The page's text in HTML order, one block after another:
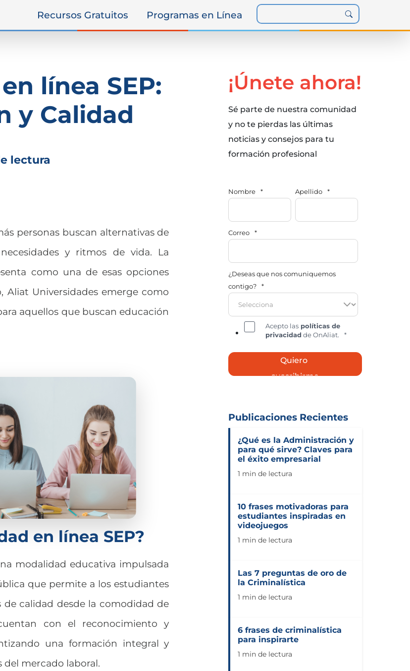
Recursos Gratuitos Programas en Línea
línea SEP:
y Calidad
lectura
personas buscan alternativas de
y ritmos de vida. La
como una de esas opciones
Aliat Universidades emerge como
aquellos que buscan educación
en línea SEP?
modalidad educativa impulsada
que permite a los estudiantes
calidad desde la comodidad de
con el reconocimiento y
una formación integral y
del mercado laboral.
¡Únete ahora!
Sé parte de nuestra comunidad
y no te pierdas las últimas
noticias y consejos para tu
formación profesional
Nombre * Apellido *
Correo *
¿Deseas que nos comuniquemos
contigo?
*
Acepto las políticas de
privacidad de OnAliat. *
Publicaciones Recientes
¿Qué es la Administración y
para qué sirve? Claves para
el éxito empresarial
1 min de lectura
10 frases motivadoras para
estudiantes inspiradas en
videojuegos
1 min de lectura
Las 7 preguntas de oro de
la Criminalística
1 min de lectura
6 frases de criminalística
para inspirarte
1 min de lectura